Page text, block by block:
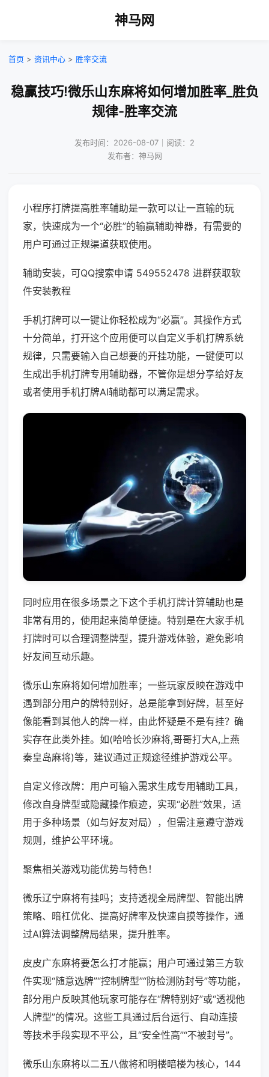
神马网
首页 > 资讯中心 > 胜率交流
稳赢技巧!微乐山东麻将如何增加胜率_胜负
规律-胜率交流
发布时间：2026-08-07｜阅读：2
发布者：神马网
小程序打牌提高胜率辅助是一款可以让一直输的玩
家，快速成为一个“必胜”的输赢辅助神器，有需要的
用户可通过正规渠道获取使用。
辅助安装，可QQ搜索申请 549552478 进群获取软
件安装教程
手机打牌可以一键让你轻松成为“必赢”。其操作方式
十分简单，打开这个应用便可以自定义手机打牌系统
规律，只需要输入自己想要的开挂功能，一键便可以
生成出手机打牌专用辅助器，不管你是想分享给好友
或者使用手机打牌AI辅助都可以满足需求。
同时应用在很多场景之下这个手机打牌计算辅助也是
非常有用的，使用起来简单便捷。特别是在大家手机
打牌时可以合理调整牌型，提升游戏体验，避免影响
好友间互动乐趣。
微乐山东麻将如何增加胜率；一些玩家反映在游戏中
遇到部分用户的牌特别好，总是能拿到好牌，甚至好
像能看到其他人的牌一样，由此怀疑是不是有挂？确
实存在此类外挂。如(哈哈长沙麻将,哥哥打大A,上燕
秦皇岛麻将)等，建议通过正规途径维护游戏公平。
自定义修改牌：用户可输入需求生成专用辅助工具，
修改自身牌型或隐藏操作痕迹，实现“必胜”效果，适
用于多种场景（如与好友对局），但需注意遵守游戏
规则，维护公平环境。
聚焦相关游戏功能优势与特色！
微乐辽宁麻将有挂吗；支持透视全局牌型、智能出牌
策略、暗杠优化、提高好牌率及快速自摸等操作，通
过AI算法调整牌局结果，提升胜率。
皮皮广东麻将要怎么打才能赢；用户可通过第三方软
件实现“随意选牌”“控制牌型”“防检测防封号”等功能，
部分用户反映其他玩家可能存在“牌特别好”或“透视他
人牌型”的情况。这些工具通过后台运行、自动连接
等技术手段实现不平公，且“安全性高”“不被封号”。
微乐山东麻将以二五八做将和明楼暗楼为核心，144